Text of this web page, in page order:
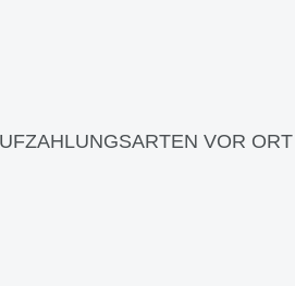
ZAHLUNGSARTEN VOR ORT